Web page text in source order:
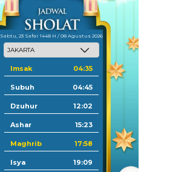
Sabtu, 23 Safar 1448 H / 08 Agustus 2026
Imsak 04:35
Subuh 04:45
Dzuhur 12:02
Ashar 15:23
Maghrib 17:58
Isya 19:09